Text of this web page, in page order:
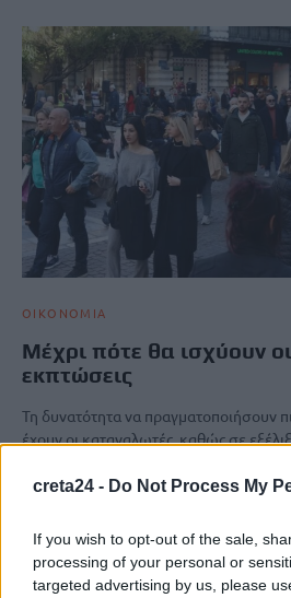
creta24 - Do Not Process My
If you wish to opt-out of the sale,
processing of your personal or
targeted advertising by us, please
ΟΙΚΟΝΟΜΙΑ
Μέχρι πότε θα ισχύουν οι
εκπτώσεις
Τη δυνατότητα να πραγματοποιήσουν
έχουν οι καταναλωτές, καθώς σε
Newsroom 7 Φεβρουαρίου, 2026
ΡΟΗ ΕΙΔΗΣΕΩΝ